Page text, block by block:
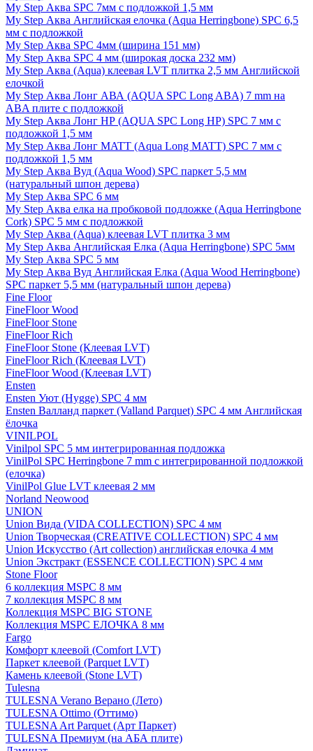
My Step Аква SPC 7мм c подложкой 1,5 мм
My Step Аква Английская елочка (Aqua Herringbone) SPC 6,5
мм с подложкой
My Step Аква SPC 4мм (ширина 151 мм)
My Step Аква SPC 4 мм (широкая доска 232 мм)
My Step Аква (Aqua) клеевая LVT плитка 2,5 мм Английской
елочкой
My Step Аква Лонг АВА (AQUA SPC Long ABA) 7 mm на
ABA плите с подложкой
My Step Аква Лонг НР (AQUA SPC Long HP) SPC 7 мм с
подложкой 1,5 мм
My Step Аква Лонг MATT (Aqua Long MATT) SPC 7 мм с
подложкой 1,5 мм
My Step Аква Вуд (Aqua Wood) SPC паркет 5,5 мм
(натуральный шпон дерева)
My Step Аква SPC 6 мм
My Step Аква елка на пробковой подложке (Aqua Herringbone
Cork) SPC 5 мм с подложкой
My Step Аква (Aqua) клеевая LVT плитка 3 мм
My Step Аква Английская Елка (Aqua Herringbone) SPC 5мм
My Step Аква SPC 5 мм
My Step Аква Вуд Английская Елка (Aqua Wood Herringbone)
SPC паркет 5,5 мм (натуральный шпон дерева)
Fine Floor
FineFloor Wood
FineFloor Stone
FineFloor Rich
FineFloor Stone (Клеевая LVT)
FineFloor Rich (Клеевая LVT)
FineFloor Wood (Клеевая LVT)
Ensten
Ensten Уют (Hygge) SPC 4 мм
Ensten Валланд паркет (Valland Parquet) SPC 4 мм Английская
ёлочка
VINILPOL
Vinilpol SPC 5 мм интегрированная подложка
VinilPol SPC Herringbone 7 mm с интегрированной подложкой
(елочка)
VinilPol Glue LVT клеевая 2 мм
Norland Neowood
UNION
Union Вида (VIDA COLLECTION) SPC 4 мм
Union Творческая (CREATIVE COLLECTION) SPC 4 мм
Union Искусство (Art collection) английская елочка 4 мм
Union Экстракт (ESSENCE COLLECTION) SPC 4 мм
Stone Floor
6 коллекция MSPC 8 мм
7 коллекция MSPC 8 мм
Коллекция MSPC BIG STONE
Коллекция MSPC ЕЛОЧКА 8 мм
Fargo
Комфорт клеевой (Comfort LVT)
Паркет клеевой (Parquet LVT)
Камень клеевой (Stone LVT)
Tulesna
TULESNA Verano Верано (Лето)
TULESNA Ottimo (Оттимо)
TULESNA Art Parquet (Арт Паркет)
TULESNA Премиум (на АБА плите)